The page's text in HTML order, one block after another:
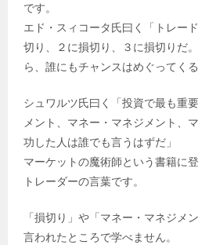
です。
エド・スィコータ氏曰く「トレー
切り、２に損切り、３に損切りだ
ら、誰にもチャンスはめぐってくる
シュワルツ氏曰く「投資で最も重
メント、マネー・マネジメント、
功した人は誰でも言うはずだ」
マーケットの魔術師という書籍に
トレーダーの言葉です。
「損切り」や「マネー・マネジメ
言われたところで学べません。